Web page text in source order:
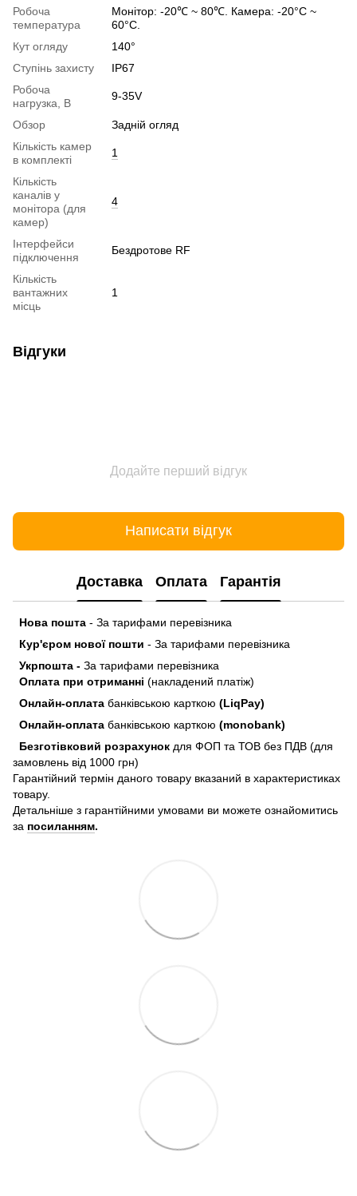
Робоча
температура
Монітор: -20℃ ~ 80℃. Камера: -20°C ~
60°C.
Кут огляду
140°
Ступінь захисту
IP67
Робоча
нагрузка, В
9-35V
Обзор
Задній огляд
Кількість камер
в комплекті
1
Кількість
каналів у
монітора (для
камер)
4
Інтерфейси
підключення
Бездротове RF
Кількість
вантажних
місць
1
Відгуки
Додайте перший відгук
Написати відгук
Доставка Оплата Гарантія
Нова пошта - За тарифами перевізника
Кур'єром нової пошти - За тарифами перевізника
Укрпошта - За тарифами перевізника
Оплата при отриманні (накладений платіж)
Онлайн-оплата банківською карткою (LiqPay)
Онлайн-оплата банківською карткою (monobank)
Безготівковий розрахунок для ФОП та ТОВ без ПДВ (для
замовлень від 1000 грн)
Гарантійний термін даного товару вказаний в характеристиках
товару.
Детальніше з гарантійними умовами ви можете ознайомитись
за посиланням.